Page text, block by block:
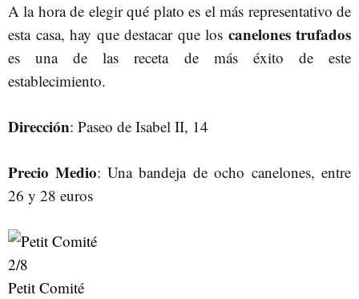
A la hora de elegir qué plato es el más representativo de
esta casa, hay que destacar que los canelones trufados
es una de las receta de más éxito de este
establecimiento.
Dirección: Paseo de Isabel II, 14
Precio Medio: Una bandeja de ocho canelones, entre
26 y 28 euros
2/8
Petit Comité